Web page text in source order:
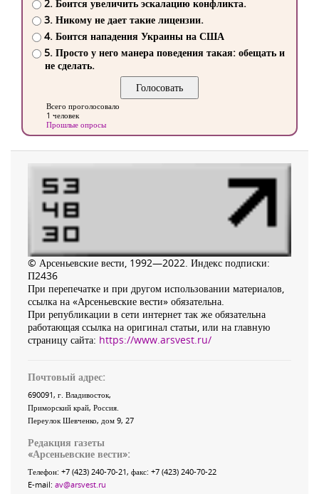
2. Боится увеличить эскалацию конфликта.
3. Никому не дает такие лицензии.
4. Боится нападения Украины на США
5. Просто у него манера поведения такая: обещать и
не сделать.
Всего проголосовало
1 человек
Прошлые опросы
© Арсеньевские вести, 1992—2022. Индекс подписки:
П2436
При перепечатке и при другом использовании материалов,
ссылка на «Арсеньевские вести» обязательна.
При републикации в сети интернет так же обязательна
работающая ссылка на оригинал статьи, или на главную
страницу сайта: https://www.arsvest.ru/
Почтовый адрес:
690091, г. Владивосток,
Приморский край, Россия
Переулок Шевченко, дом 9, 27
Редакция газеты
«Арсеньевские вести»:
Телефон: +7 (423) 240-70-21, факс: +7 (423) 240-70-22
E-mail: av@arsvest.ru